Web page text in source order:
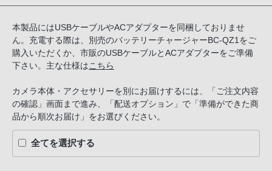
本製品にはUSBケーブルやACアダプターを同梱しておりませ
ん。充電する際は、別売のバッテリーチャージャーBC-QZ1をご
購入いただくか、市販のUSBケーブルとACアダプターをご準備
下さい。主な仕様は こちら
カメラ本体・アクセサリーを別にお届けするには、「ご注文内容
の確認」画面まで進み、「配送オプション」で「準備ができた商
品から順次お届け」をお選びください。
全てを選択する